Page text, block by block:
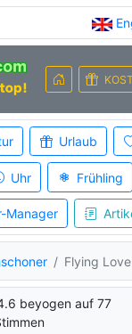
Urlaub
Uhr Frühling
Manager
Flying
beyogen auf 77